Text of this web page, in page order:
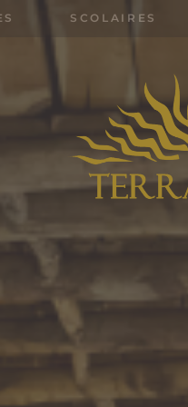
SCOLAIRES